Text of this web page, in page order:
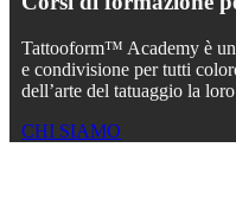
Tattooform™ Academy è
e condivisione per tutti
dell’arte del tatuaggio la
CHI SIAMO